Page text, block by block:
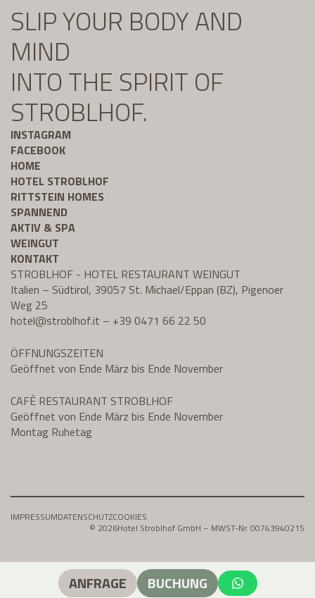
SLIP YOUR BODY AND
MIND
INTO THE SPIRIT OF
STROBLHOF.
INSTAGRAM
FACEBOOK
HOME
HOTEL STROBLHOF
RITTSTEIN HOMES
SPANNEND
AKTIV & SPA
WEINGUT
KONTAKT
STROBLHOF - HOTEL RESTAURANT WEINGUT
Italien – Südtirol, 39057 St. Michael/Eppan (BZ), Pigenoer
Weg 25
hotel@stroblhof.it – +39 0471 66 22 50
ÖFFNUNGSZEITEN
Geöffnet von Ende März bis Ende November
CAFÈ RESTAURANT STROBLHOF
Geöffnet von Ende März bis Ende November
Montag Ruhetag
IMPRESSUMDATENSCHUTZCOOKIES
© 2026Hotel Stroblhof GmbH – MWST-Nr. 00743940215
ANFRAGE BUCHUNG